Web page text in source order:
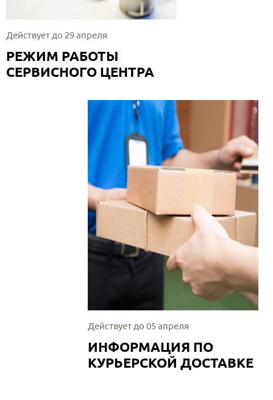
Действует до 29 апреля
РЕЖИМ РАБОТЫ
СЕРВИСНОГО ЦЕНТРА
Действует до 05 апреля
ИНФОРМАЦИЯ ПО
КУРЬЕРСКОЙ ДОСТАВКЕ